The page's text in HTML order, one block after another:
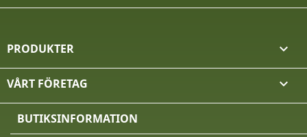
PRODUKTER 
VÅRT FÖRETAG 
BUTIKSINFORMATION